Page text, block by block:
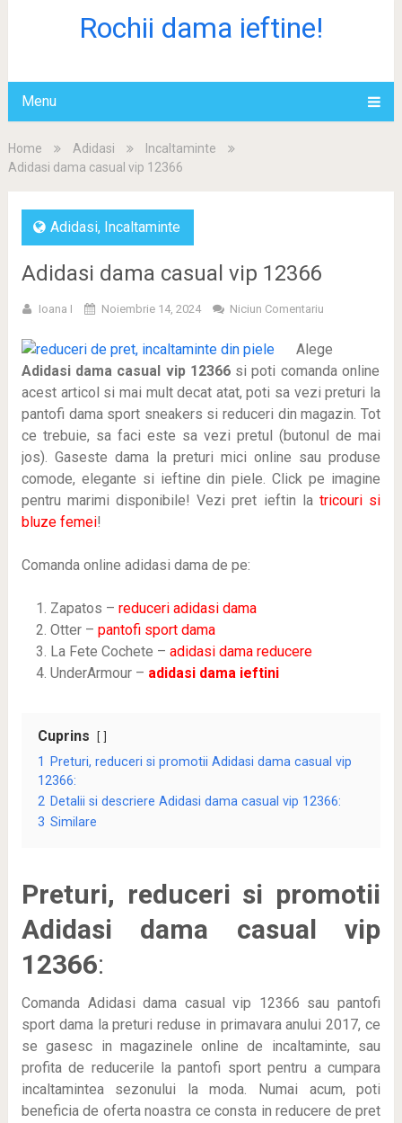
Rochii dama ieftine!
Menu
Home Adidasi
Incaltaminte
Adidasi dama casual vip 12366
Adidasi, Incaltaminte
Adidasi dama casual vip 12366
Ioana I Noiembrie 14, 2024 Niciun Comentariu
Alege
Adidasi dama casual vip 12366si poti comanda online
acest articol si mai mult decat atat, poti sa vezi preturi la
pantofi dama sport sneakers si reduceri din magazin. Tot
ce trebuie, sa faci este sa vezi pretul (butonul de mai
jos). Gaseste dama la preturi mici online sau produse
comode, elegante si ieftine din piele. Click pe imagine
pentru marimi disponibile! Vezi pret ieftin la tricouri si
bluze femei!
Comanda online adidasi dama de pe:
Zapatos – reduceri adidasi dama
Otter – pantofi sport dama
La Fete Cochete – adidasi dama reducere
UnderArmour – adidasi dama ieftini
Cuprins
1
Preturi, reduceri si promotii Adidasi dama casual vip
12366:
2 Detalii si descriere Adidasi dama casual vip 12366:
3 Similare
Preturi, reduceri si promotii
Adidasi dama casual vip
12366:
Comanda Adidasi dama casual vip 12366 sau pantofi
sport dama la preturi reduse in primavara anului 2017, ce
se gasesc in magazinele online de incaltaminte, sau
profita de reducerile la pantofi sport pentru a cumpara
incaltamintea sezonului la moda. Numai acum, poti
beneficia de oferta noastra ce consta in reducere de pret